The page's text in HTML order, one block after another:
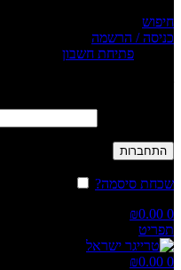
חיפוש
כניסה / הרשמה
פתיחת חשבון
התחברות
שכחת סיסמה?
0
₪0.00
תפריט
0
₪0.00